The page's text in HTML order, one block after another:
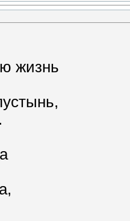
жизнь